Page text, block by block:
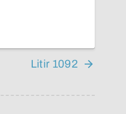
Litir 1092